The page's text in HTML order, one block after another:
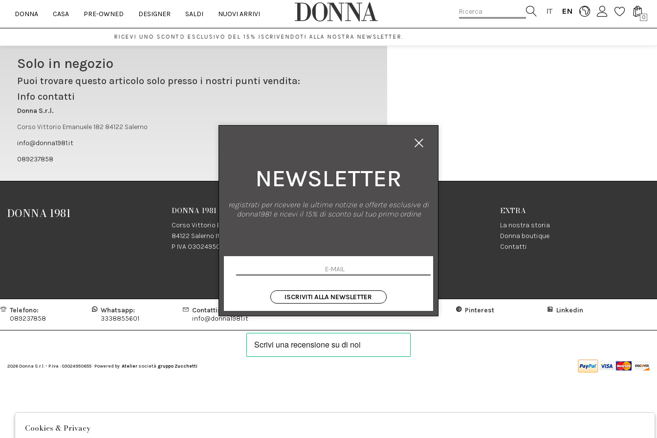
IT EN
0
DONNA CASA PRE-OWNED DESIGNER SALDI NUOVI ARRIVI
RICEVI UNO SCONTO ESCLUSIVO DEL 15% ISCRIVENDOTI ALLA NOSTRA NEWSLETTER.
Solo in negozio
Puoi trovare questo articolo solo presso i nostri punti vendita:
Info contatti
Donna S.r.l.
Corso Vittorio Emanuele 182 84122 Salerno
info@donna1981.it
089237858
DONNA 1981 DONNA 1981
Corso Vittorio Emanuele 182
84122 Salerno Italia
P IVA 03024950655
SHOPPING
Termini e condizioni
Condizioni di vendita
Spedizione
EXTRA
La nostra storia
Donna boutique
Contatti
Telefono:
089237858
Whatsapp:
3338855601
Contatti:
info@donna1981.it
Facebook Instagram Pinterest Linkedin
2026 Donna S.r.l. - P.iva : 03024950655 Powered by Atelier società gruppo Zucchetti
NEWSLETTER
registrati per ricevere le ultime notizie e offerte esclusive di
donna1981 e ricevi il 15% di sconto sul tuo primo ordine
ISCRIVITI ALLA NEWSLETTER
Cookies & Privacy